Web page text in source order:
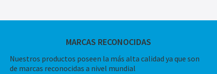
MARCAS RECONOCIDAS
Nuestros productos poseen la más alta calidad ya que son
de marcas reconocidas a nivel mundial